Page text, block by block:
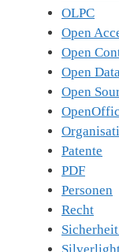
OLPC
Open
Open
Open
Open
Patente
PDF
Personen
Recht